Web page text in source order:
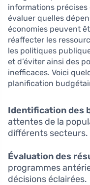
informations
évaluer quelles
économies peuvent
réaffecter les
les politiques
et d’éviter ainsi des
inefficaces. Voici
planification
Identification des
attentes de la
différents secteurs.
Évaluation des
programmes
décisions éclairées.